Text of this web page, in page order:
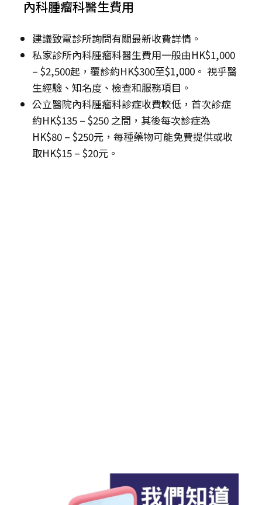
內科腫瘤科醫生費用
建議致電診所詢問有關最新收費詳情。
私家診所內科腫瘤科醫生費用一般由HK$1,000
– $2,500起，覆診約HK$300至$1,000。 視乎醫
生經驗、知名度、檢查和服務項目。
公立醫院內科腫瘤科診症收費較低，首次診症
約HK$135 – $250 之間，其後每次診症為
HK$80 – $250元，每種藥物可能免費提供或收
取HK$15 – $20元。